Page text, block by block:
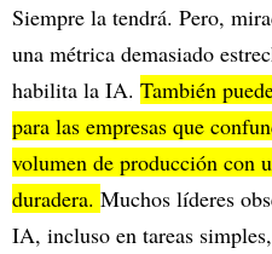
Siempre la tendrá. Pero,
una métrica demasiado
habilita la IA. También
para las empresas que
volumen de producción con
duradera. Muchos líderes
IA, incluso en tareas